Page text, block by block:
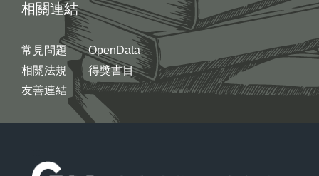
相關連結
常見問題
相關法規
友善連結
OpenData
得獎書目